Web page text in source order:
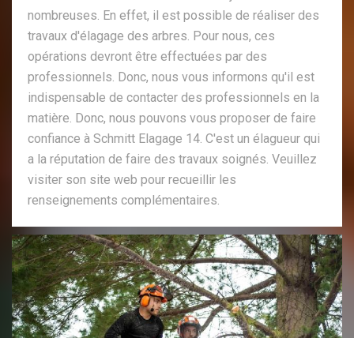
nombreuses. En effet, il est possible de réaliser des
travaux d'élagage des arbres. Pour nous, ces
opérations devront être effectuées par des
professionnels. Donc, nous vous informons qu'il est
indispensable de contacter des professionnels en la
matière. Donc, nous pouvons vous proposer de faire
confiance à Schmitt Elagage 14. C'est un élagueur qui
a la réputation de faire des travaux soignés. Veuillez
visiter son site web pour recueillir les
renseignements complémentaires.